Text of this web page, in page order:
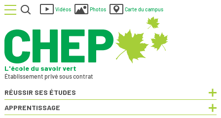
Menu Rechercher
Vidéos Photos Carte du campus
L'école du savoir vert
Établissement privé sous contrat
RÉUSSIR SES ÉTUDES
APPRENTISSAGE